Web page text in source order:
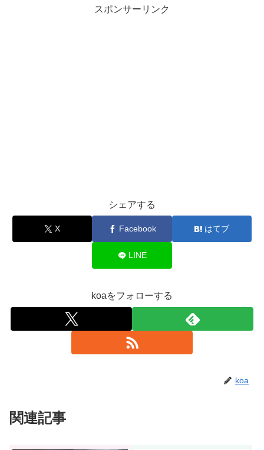
スポンサーリンク
シェアする
X Facebook はてブ
LINE
koaをフォローする
koa
関連記事